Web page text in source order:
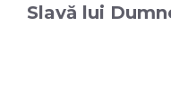
Slavă lui